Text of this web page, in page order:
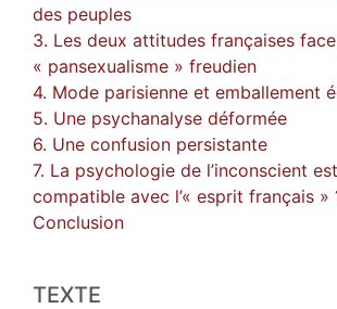
des peuples
3. Les deux attitudes françaises
« pansexualisme » freudien
4. Mode parisienne et emballement
5. Une psychanalyse déformée
6. Une confusion persistante
7. La psychologie de l’inconscient
compatible avec l’« esprit français »
Conclusion
TEXTE